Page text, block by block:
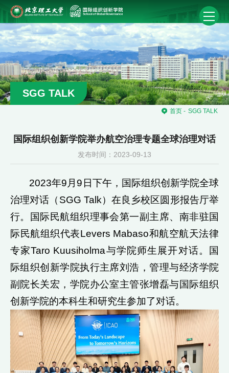
首页 - SGG TALK
SGG TALK
国际组织创新学院举办航空治理专题全球治理对话
发布时间：2023-09-13
2023年9月9日下午，国际组织创新学院全球
治理对话（SGG Talk）在良乡校区圆形报告厅举
行。国际民航组织理事会第一副主席、南非驻国
际民航组织代表Levers Mabaso和航空航天法律
专家Taro Kuusiholma与学院师生展开对话。国
际组织创新学院执行主席刘浩，管理与经济学院
副院长关宏，学院办公室主管张增磊与国际组织
创新学院的本科生和研究生参加了对话。